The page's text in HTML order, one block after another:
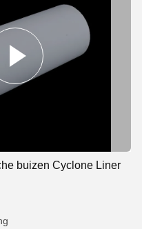
buizen Cyclone Liner